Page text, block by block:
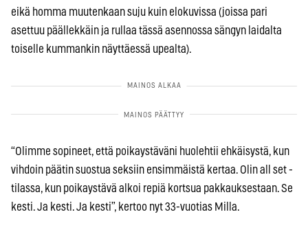
eikä homma muutenkaan suju kuin elokuvissa (joissa pari
asettuu päällekkäin ja rullaa tässä asennossa sängyn laidalta
toiselle kummankin näyttäessä upealta).
“Olimme sopineet, että poikaystäväni huolehtii ehkäisystä, kun
vihdoin päätin suostua seksiin ensimmäistä kertaa. Olin all set -
tilassa, kun poikaystävä alkoi repiä kortsua pakkauksestaan. Se
kesti. Ja kesti. Ja kesti”, kertoo nyt 33-vuotias Milla.